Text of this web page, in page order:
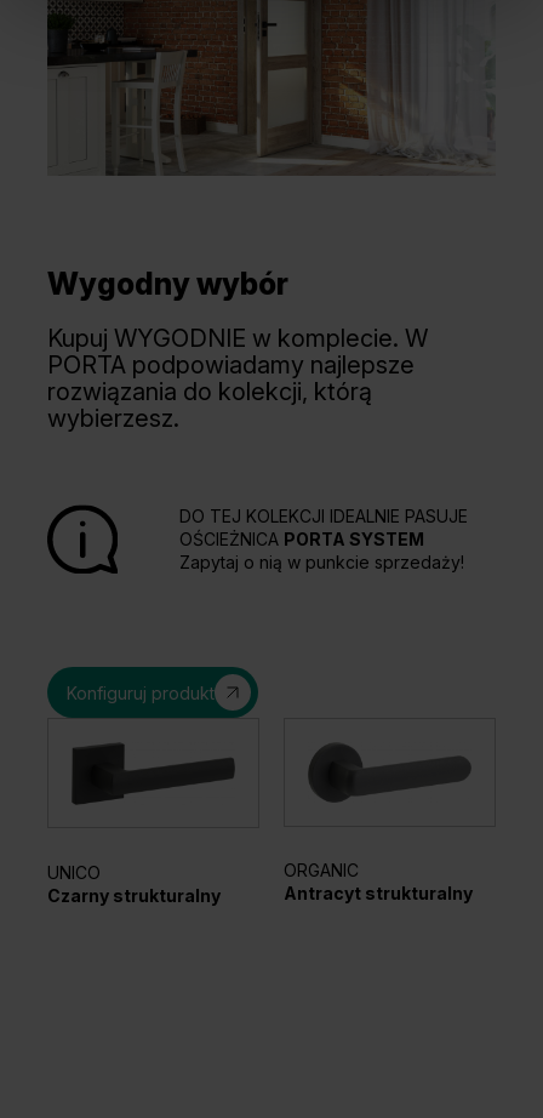
Wygodny wybór
Kupuj WYGODNIE w komplecie. W
PORTA podpowiadamy najlepsze
rozwiązania do kolekcji, którą
wybierzesz.
DO TEJ KOLEKCJI IDEALNIE PASUJE
OŚCIEŻNICA PORTA SYSTEM
Zapytaj o nią w punkcie sprzedaży!
Konfiguruj produkt
UNICO
Czarny strukturalny
ORGANIC
Antracyt strukturalny